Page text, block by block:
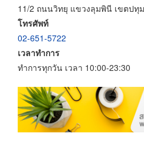
11/2 ถนนวิทยุ แขวงลุมพินี เขตปทุ
โทรศัพท์
02-651-5722
เวลาทำการ
ทำการทุกวัน เวลา 10:00-23:30